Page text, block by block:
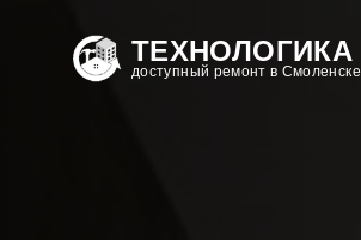
ТЕХНОЛОГИКА
доступный ремонт в Смоленске